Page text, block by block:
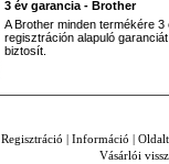
3 év garancia - Brother
A Brother minden termékére 3
regisztráción alapuló garanciát
biztosít.
Regisztráció | Információ |
Vásárlói